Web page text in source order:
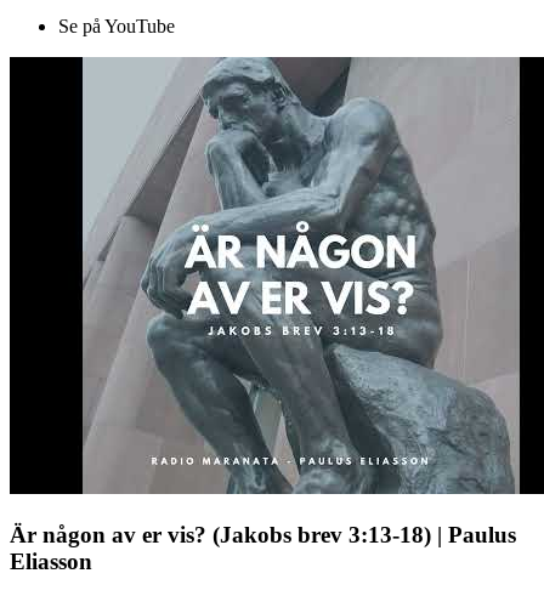
Se på YouTube
Är någon av er vis? (Jakobs brev 3:13-18) | Paulus
Eliasson